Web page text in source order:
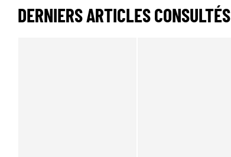
DERNIERS ARTICLES CONSULTÉS